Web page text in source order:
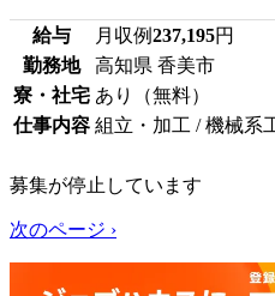
給与 月収例237,195円
勤務地
高知県 香美市
寮・社宅 あり（無料）
仕事内容 組立・加工 / 機械系
募集が停止しています
次のページ ›